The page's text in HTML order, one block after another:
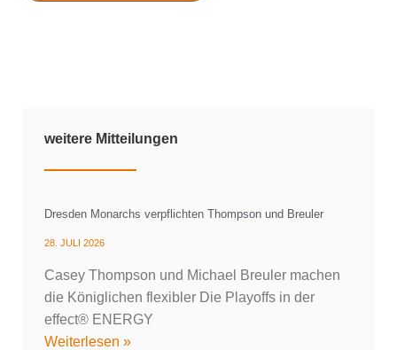
weitere Mitteilungen
Dresden Monarchs verpflichten Thompson und Breuler
28. JULI 2026
Casey Thompson und Michael Breuler machen
die Königlichen flexibler Die Playoffs in der
effect® ENERGY
Weiterlesen »